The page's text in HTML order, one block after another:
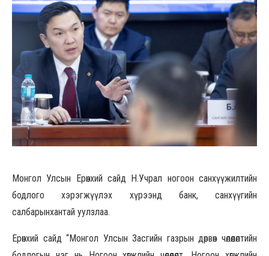
Монгол Улсын Ерөнхий сайд Н.Учрал ногоон санхүүжилтийн
бодлого хэрэгжүүлэх хүрээнд банк, санхүүгийн
салбарынхантай уулзлаа.
Ерөнхий сайд “Монгол Улсын Засгийн газрын дөрвөн чөлөөлөлтийн